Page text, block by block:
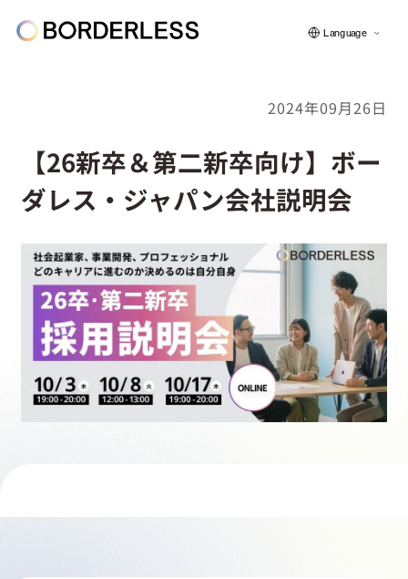
ボーダレスについて
グループの仕組み
ソーシャルビジネス
フェロー紹介
採用情報
Language
2024年09月26日
【26新卒＆第二新卒向け】ボー
ダレス・ジャパン会社説明会